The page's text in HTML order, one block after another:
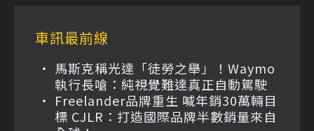
車訊最前線
馬斯克稱光達「徒勞之舉」！Waymo
執行長嗆：純視覺難達真正自動駕駛
Freelander品牌重生 喊年銷30萬輛目
標 CJLR：打造國際品牌半數銷量來自